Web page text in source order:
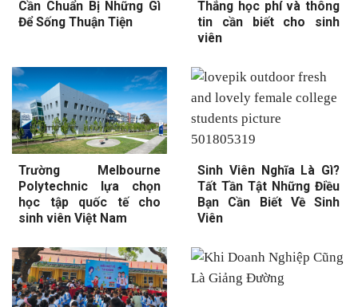
Cần Chuẩn Bị Những Gì
Để Sống Thuận Tiện
Thắng học phí và thông
tin cần biết cho sinh
viên
Trường Melbourne
Polytechnic lựa chọn
học tập quốc tế cho
sinh viên Việt Nam
Sinh Viên Nghĩa Là Gì?
Tất Tần Tật Những Điều
Bạn Cần Biết Về Sinh
Viên